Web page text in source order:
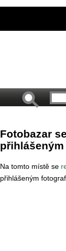
Fotobazar
přihlášeným
Na tomto místě se
přihlášeným